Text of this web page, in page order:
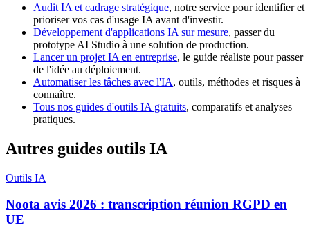
Audit IA et cadrage stratégique, notre service pour identifier et
prioriser vos cas d'usage IA avant d'investir.
Développement d'applications IA sur mesure, passer du
prototype AI Studio à une solution de production.
Lancer un projet IA en entreprise, le guide réaliste pour passer
de l'idée au déploiement.
Automatiser les tâches avec l'IA, outils, méthodes et risques à
connaître.
Tous nos guides d'outils IA gratuits, comparatifs et analyses
pratiques.
Autres guides outils IA
Outils IA
Noota avis 2026 : transcription réunion RGPD en
UE